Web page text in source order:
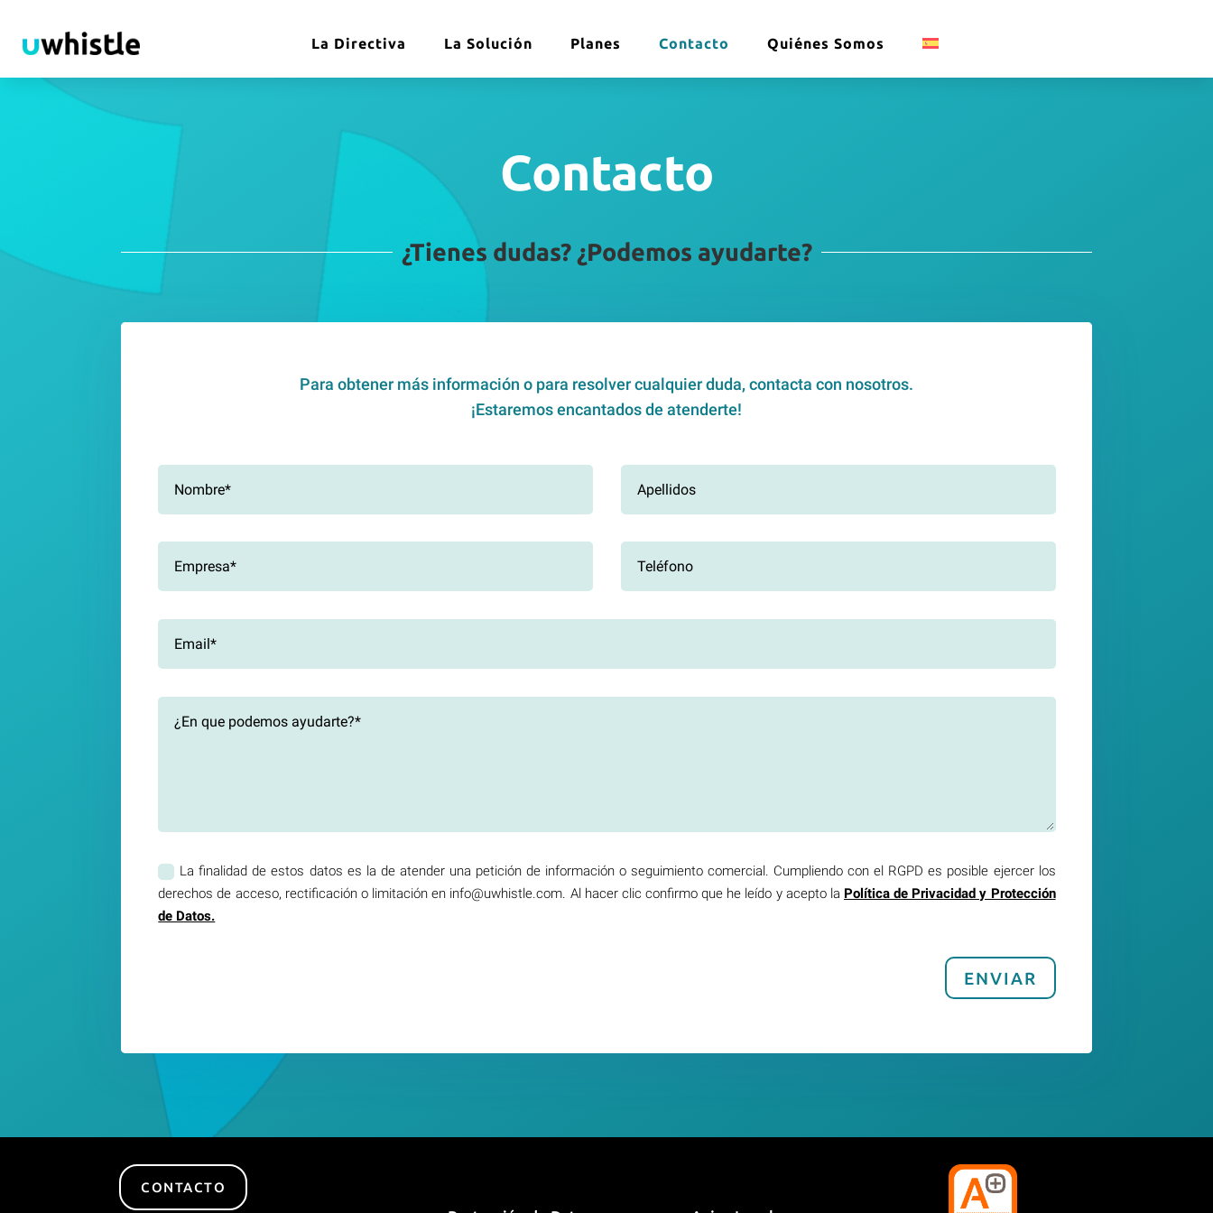
La Directiva La Solución Planes Contacto Quiénes Somos
Contacto
¿Tienes dudas? ¿Podemos ayudarte?
Para obtener más información o para resolver cualquier duda, contacta con nosotros.
¡Estaremos encantados de atenderte!
La finalidad de estos datos es la de atender una petición de información o seguimiento comercial. Cumpliendo con el RGPD es posible ejercer los
derechos de acceso, rectificación o limitación en info@uwhistle.com. Al hacer clic confirmo que he leído y acepto la Política de Privacidad y Protección
de Datos.
ENVIAR
CONTACTO